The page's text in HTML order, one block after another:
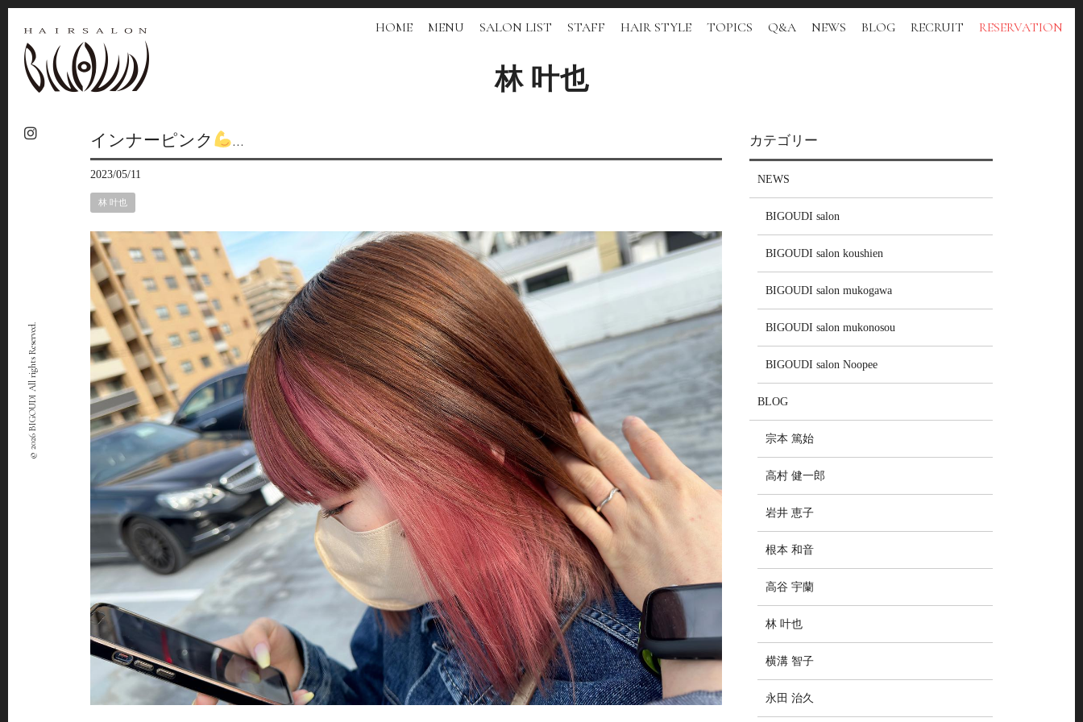
HOME MENU SALON LIST STAFF HAIR STYLE TOPICS Q&A NEWS BLOG RECRUIT RESERVATION
© 2026 BIGOUDI All rights Reserved.
林 叶也
インナーピンク …
2023/05/11
林 叶也
カテゴリー
NEWS
BIGOUDI salon
BIGOUDI salon koushien
BIGOUDI salon mukogawa
BIGOUDI salon mukonosou
BIGOUDI salon Noopee
BLOG
宗本 篤始
高村 健一郎
岩井 恵子
根本 和音
高谷 宇蘭
林 叶也
横溝 智子
永田 治久